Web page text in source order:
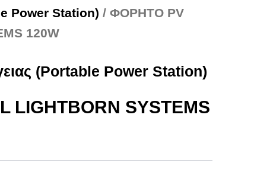
Power Station) / ΦΟΡΗΤΟ PV
120W
(Portable Power Station)
SYSTEMS